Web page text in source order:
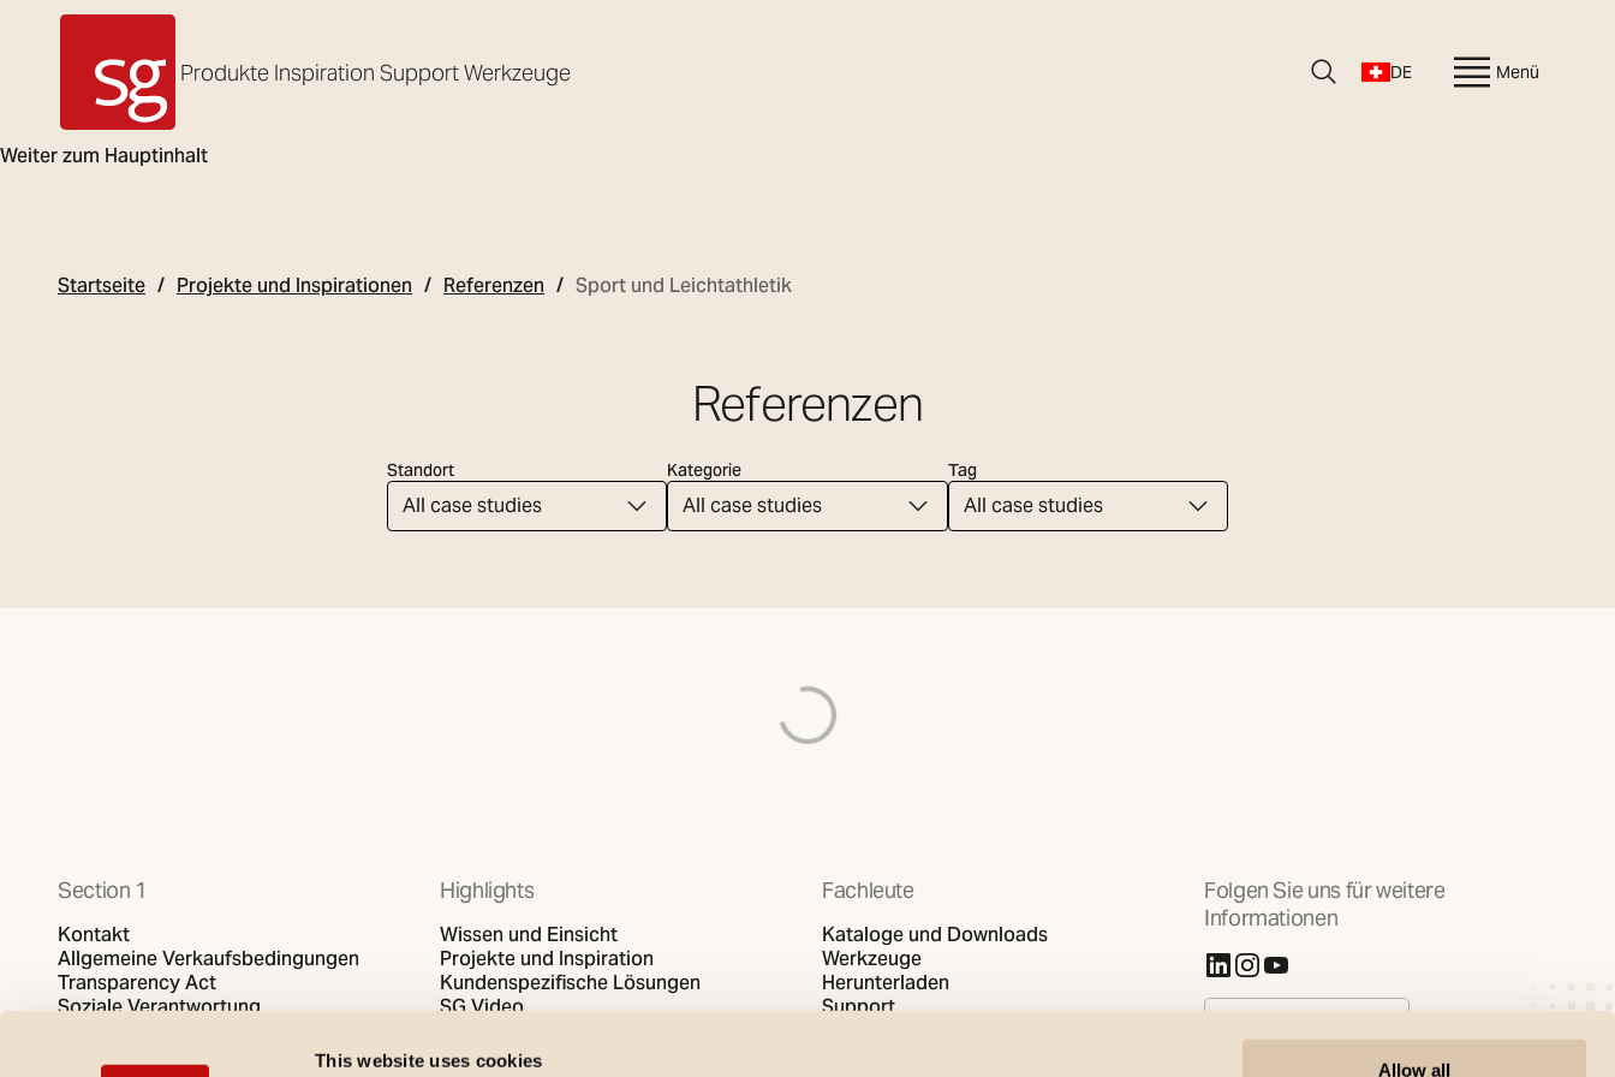
This website uses cookies Allow all
Weiter zum Hauptinhalt
SG Armaturen
Produkte Inspiration SupportWerkzeuge DE Menü
Startseite Projekte und Inspirationen Referenzen Sport und Leichtathletik
Referenzen
Standort
All case studies
Kategorie
All case studies
Tag
All case studies
Section 1
Kontakt
Allgemeine Verkaufsbedingungen
Transparency Act
Soziale Verantwortung
Highlights
Wissen und Einsicht
Projekte und Inspiration
Kundenspezifische Lösungen
SG Video
Fachleute
Kataloge und Downloads
Werkzeuge
Herunterladen
Support
Folgen Sie uns für weitere
Informationen
(Öffnet in neuer Registerkarte)
(Öffnet in neuer Registerkarte)
(Öffnet in neuer Registerkarte)